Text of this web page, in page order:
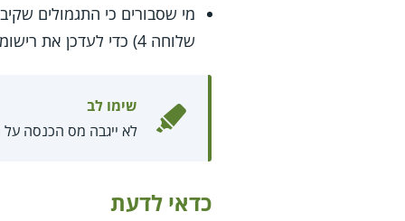
מי שסבורים כי התגמולים
שלוחה 4) כדי לעדכן את רישומי הימים והזכאות.
שימו לב
לא ייגבה מס הכנסה על
כדאי לדעת